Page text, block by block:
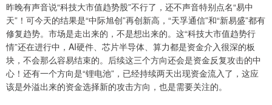
昨晚有声音说“科技大市值趋势股”不行了，还不声音特别点名“易中
天”！可今天的结果是“中际旭创”再创新高，“天孚通信”和“新易盛”都有
修复趋势。市场是走出来的，不是想出来的。这“科技大市值趋势行
情”还在进行中，AI硬件、芯片半导体、算力都是资金介入很深的板
块，不会那么容易结束的。后续这三个方向还会是资金反复攻击的中
心！还有一个方向是“锂电池”，已经持续两天出现资金流入了，这应
该是外溢出来的资金选择新的攻击方向，也是需要关注的。